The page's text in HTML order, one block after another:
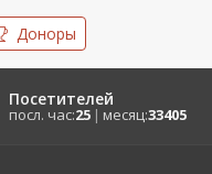
Доноры
Посетителей
посл. час:25 | месяц:33405